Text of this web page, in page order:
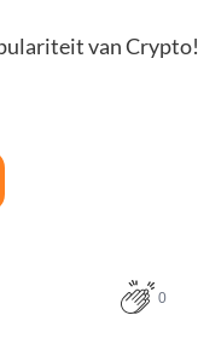
van Crypto!
0